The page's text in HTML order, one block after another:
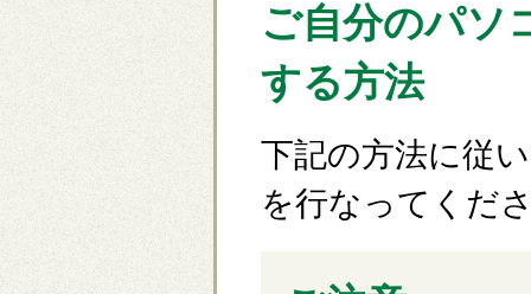
ご自分のパソ
する方法
下記の方法に従
を行なってくだ